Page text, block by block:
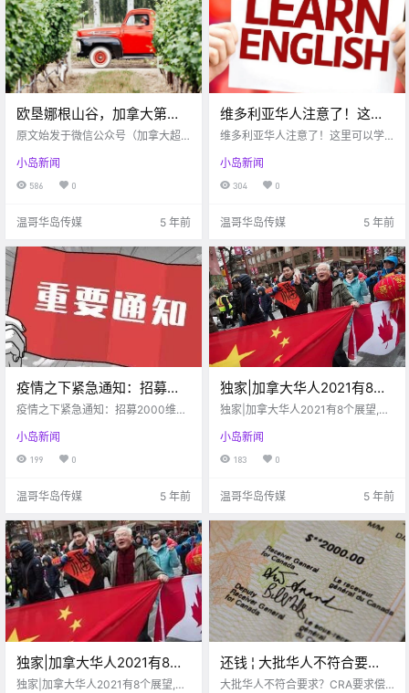
欧垦娜根山谷，加拿大第一
葡萄酒乡
原文始发于微信公众号（加拿大超
根山谷 加拿大第一的酒乡 欧垦娜根
山谷（Okanagan Valley），加拿大
第一酒乡！ 在葡萄酒方面，它绝对
托斯.
小岛新闻
586 0
温哥华岛传媒 5 年前
维多利亚华人注意了！这里
可以学英语，全程免费！
维多利亚华人注意了！这里可以学
小岛新闻
304 0
温哥华岛传媒 5 年前
疫情之下紧急通知：招募
2000维多利亚华人学英语，
疫情之下紧急通知：招募2000维多
小岛新闻
199 0
温哥华岛传媒 5 年前
独家|加拿大华人2021有8个
展望,都与自身定位有关,您认
独家|加拿大华人2021有8个展望,都
小岛新闻
183 0
温哥华岛传媒 5 年前
独家|加拿大华人2021有8个
展望,都与自身定位有关,您认
独家|加拿大华人2021有8个展望,都
还钱 ¦ 大批华人不符合要
求？CRA要求偿还14000加
大批华人不符合要求？CRA要求偿